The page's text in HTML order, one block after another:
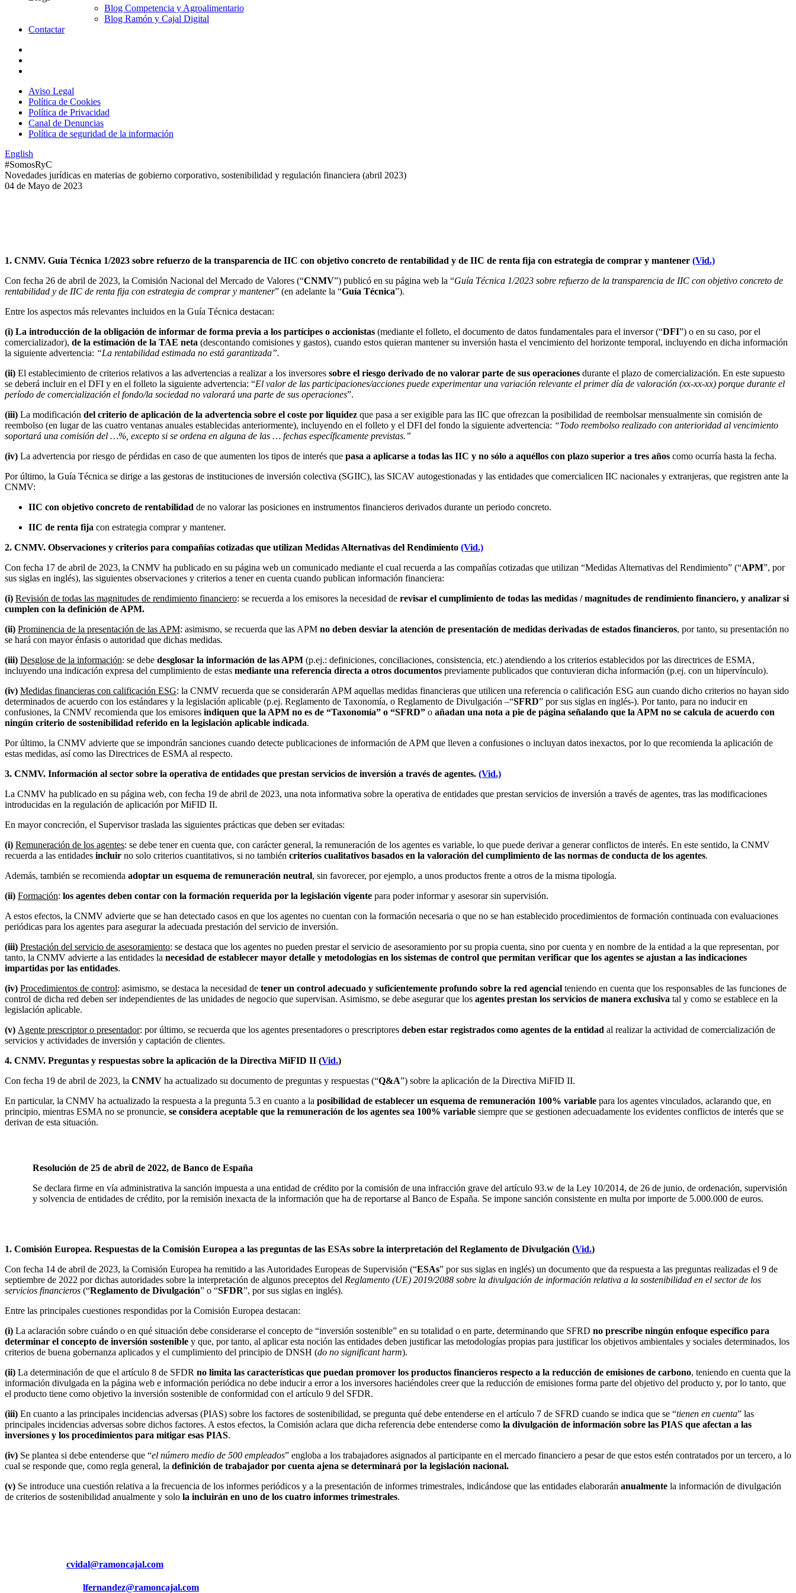
Blog Competencia y Agroalimentario
Blog Ramón y Cajal Digital
Contactar
Aviso Legal
Política de Cookies
Política de Privacidad
Canal de Denuncias
Política de seguridad de la información
English
#SomosRyC
Novedades jurídicas en materias de gobierno corporativo, sostenibilidad y regulación financiera (abril 2023)
04 de Mayo de 2023
1. CNMV. Guía Técnica 1/2023 sobre refuerzo de la transparencia de IIC con objetivo concreto de rentabilidad y de IIC de renta fija con estrategia de comprar y mantener (Vid.)
Con fecha 26 de abril de 2023, la Comisión Nacional del Mercado de Valores (“CNMV”) publicó en su página web la “Guía Técnica 1/2023 sobre refuerzo de la transparencia de IIC con objetivo concreto de
rentabilidad y de IIC de renta fija con estrategia de comprar y mantener” (en adelante la “Guía Técnica”).
Entre los aspectos más relevantes incluidos en la Guía Técnica destacan:
(i) La introducción de la obligación de informar de forma previa a los partícipes o accionistas (mediante el folleto, el documento de datos fundamentales para el inversor (“DFI”) o en su caso, por el
comercializador), de la estimación de la TAE neta (descontando comisiones y gastos), cuando estos quieran mantener su inversión hasta el vencimiento del horizonte temporal, incluyendo en dicha información
la siguiente advertencia: “La rentabilidad estimada no está garantizada”.
(ii) El establecimiento de criterios relativos a las advertencias a realizar a los inversores sobre el riesgo derivado de no valorar parte de sus operaciones durante el plazo de comercialización. En este supuesto
se deberá incluir en el DFI y en el folleto la siguiente advertencia: “El valor de las participaciones/acciones puede experimentar una variación relevante el primer día de valoración (xx-xx-xx) porque durante el
período de comercialización el fondo/la sociedad no valorará una parte de sus operaciones”.
(iii) La modificación del criterio de aplicación de la advertencia sobre el coste por liquidez que pasa a ser exigible para las IIC que ofrezcan la posibilidad de reembolsar mensualmente sin comisión de
reembolso (en lugar de las cuatro ventanas anuales establecidas anteriormente), incluyendo en el folleto y el DFI del fondo la siguiente advertencia: “Todo reembolso realizado con anterioridad al vencimiento
soportará una comisión del …%, excepto si se ordena en alguna de las … fechas específicamente previstas.”
(iv) La advertencia por riesgo de pérdidas en caso de que aumenten los tipos de interés que pasa a aplicarse a todas las IIC y no sólo a aquéllos con plazo superior a tres años como ocurría hasta la fecha.
Por último, la Guía Técnica se dirige a las gestoras de instituciones de inversión colectiva (SGIIC), las SICAV autogestionadas y las entidades que comercialicen IIC nacionales y extranjeras, que registren ante la
CNMV:
IIC con objetivo concreto de rentabilidad de no valorar las posiciones en instrumentos financieros derivados durante un periodo concreto.
IIC de renta fija con estrategia comprar y mantener.
2. CNMV. Observaciones y criterios para compañías cotizadas que utilizan Medidas Alternativas del Rendimiento (Vid.)
Con fecha 17 de abril de 2023, la CNMV ha publicado en su página web un comunicado mediante el cual recuerda a las compañías cotizadas que utilizan “Medidas Alternativas del Rendimiento” (“APM”, por
sus siglas en inglés), las siguientes observaciones y criterios a tener en cuenta cuando publican información financiera:
(i) Revisión de todas las magnitudes de rendimiento financiero: se recuerda a los emisores la necesidad de revisar el cumplimiento de todas las medidas / magnitudes de rendimiento financiero, y analizar si
cumplen con la definición de APM.
(ii) Prominencia de la presentación de las APM: asimismo, se recuerda que las APM no deben desviar la atención de presentación de medidas derivadas de estados financieros, por tanto, su presentación no
se hará con mayor énfasis o autoridad que dichas medidas.
(iii) Desglose de la información: se debe desglosar la información de las APM (p.ej.: definiciones, conciliaciones, consistencia, etc.) atendiendo a los criterios establecidos por las directrices de ESMA,
incluyendo una indicación expresa del cumplimiento de estas mediante una referencia directa a otros documentos previamente publicados que contuvieran dicha información (p.ej. con un hipervínculo).
(iv) Medidas financieras con calificación ESG: la CNMV recuerda que se considerarán APM aquellas medidas financieras que utilicen una referencia o calificación ESG aun cuando dicho criterios no hayan sido
determinados de acuerdo con los estándares y la legislación aplicable (p.ej. Reglamento de Taxonomía, o Reglamento de Divulgación –“SFRD” por sus siglas en inglés-). Por tanto, para no inducir en
confusiones, la CNMV recomienda que los emisores indiquen que la APM no es de “Taxonomía” o “SFRD” o añadan una nota a pie de página señalando que la APM no se calcula de acuerdo con
ningún criterio de sostenibilidad referido en la legislación aplicable indicada.
Por último, la CNMV advierte que se impondrán sanciones cuando detecte publicaciones de información de APM que lleven a confusiones o incluyan datos inexactos, por lo que recomienda la aplicación de
estas medidas, así como las Directrices de ESMA al respecto.
3. CNMV. Información al sector sobre la operativa de entidades que prestan servicios de inversión a través de agentes. (Vid.)
La CNMV ha publicado en su página web, con fecha 19 de abril de 2023, una nota informativa sobre la operativa de entidades que prestan servicios de inversión a través de agentes, tras las modificaciones
introducidas en la regulación de aplicación por MiFID II.
En mayor concreción, el Supervisor traslada las siguientes prácticas que deben ser evitadas:
(i) Remuneración de los agentes: se debe tener en cuenta que, con carácter general, la remuneración de los agentes es variable, lo que puede derivar a generar conflictos de interés. En este sentido, la CNMV
recuerda a las entidades incluir no solo criterios cuantitativos, si no también criterios cualitativos basados en la valoración del cumplimiento de las normas de conducta de los agentes.
Además, también se recomienda adoptar un esquema de remuneración neutral, sin favorecer, por ejemplo, a unos productos frente a otros de la misma tipología.
(ii) Formación: los agentes deben contar con la formación requerida por la legislación vigente para poder informar y asesorar sin supervisión.
A estos efectos, la CNMV advierte que se han detectado casos en que los agentes no cuentan con la formación necesaria o que no se han establecido procedimientos de formación continuada con evaluaciones
periódicas para los agentes para asegurar la adecuada prestación del servicio de inversión.
(iii) Prestación del servicio de asesoramiento: se destaca que los agentes no pueden prestar el servicio de asesoramiento por su propia cuenta, sino por cuenta y en nombre de la entidad a la que representan, por
tanto, la CNMV advierte a las entidades la necesidad de establecer mayor detalle y metodologías en los sistemas de control que permitan verificar que los agentes se ajustan a las indicaciones
impartidas por las entidades.
(iv) Procedimientos de control: asimismo, se destaca la necesidad de tener un control adecuado y suficientemente profundo sobre la red agencial teniendo en cuenta que los responsables de las funciones de
control de dicha red deben ser independientes de las unidades de negocio que supervisan. Asimismo, se debe asegurar que los agentes prestan los servicios de manera exclusiva tal y como se establece en la
legislación aplicable.
(v) Agente prescriptor o presentador: por último, se recuerda que los agentes presentadores o prescriptores deben estar registrados como agentes de la entidad al realizar la actividad de comercialización de
servicios y actividades de inversión y captación de clientes.
4. CNMV. Preguntas y respuestas sobre la aplicación de la Directiva MiFID II (Vid.)
Con fecha 19 de abril de 2023, la CNMV ha actualizado su documento de preguntas y respuestas (“Q&A”) sobre la aplicación de la Directiva MiFID II.
En particular, la CNMV ha actualizado la respuesta a la pregunta 5.3 en cuanto a la posibilidad de establecer un esquema de remuneración 100% variable para los agentes vinculados, aclarando que, en
principio, mientras ESMA no se pronuncie, se considera aceptable que la remuneración de los agentes sea 100% variable siempre que se gestionen adecuadamente los evidentes conflictos de interés que se
derivan de esta situación.
Resolución de 25deabril de 2022, de Banco de España
Se declara firme en vía administrativa la sanción impuesta a una entidad de crédito por la comisión de una infracción grave del artículo 93.w de la Ley 10/2014, de 26 de junio, de ordenación, supervisión
y solvencia de entidades de crédito, por la remisión inexacta de la información que ha de reportarse al Banco de España. Se impone sanción consistente en multa por importe de 5.000.000 de euros.
1. Comisión Europea. Respuestas de la Comisión Europea a las preguntas de las ESAs sobre la interpretación del Reglamento de Divulgación (Vid.)
Con fecha 14 de abril de 2023, la Comisión Europea ha remitido a las Autoridades Europeas de Supervisión (“ESAs” por sus siglas en inglés) un documento que da respuesta a las preguntas realizadas el 9 de
septiembre de 2022 por dichas autoridades sobre la interpretación de algunos preceptos del Reglamento (UE) 2019/2088 sobre la divulgación de información relativa a la sostenibilidad en el sector de los
servicios financieros (“Reglamento de Divulgación” o “SFDR”, por sus siglas en inglés).
Entre las principales cuestiones respondidas por la Comisión Europea destacan:
(i) La aclaración sobre cuándo o en qué situación debe considerarse el concepto de “inversión sostenible” en su totalidad o en parte, determinando que SFRD no prescribe ningún enfoque específico para
determinar el concepto de inversión sostenible y que, por tanto, al aplicar esta noción las entidades deben justificar las metodologías propias para justificar los objetivos ambientales y sociales determinados, los
criterios de buena gobernanza aplicados y el cumplimiento del principio de DNSH (do no significant harm).
(ii) La determinación de que el artículo 8 de SFDR no limita las características que puedan promover los productos financieros respecto a la reducción de emisiones de carbono, teniendo en cuenta que la
información divulgada en la página web e información periódica no debe inducir a error a los inversores haciéndoles creer que la reducción de emisiones forma parte del objetivo del producto y, por lo tanto, que
el producto tiene como objetivo la inversión sostenible de conformidad con el artículo 9 del SFDR.
(iii) En cuanto a las principales incidencias adversas (PIAS) sobre los factores de sostenibilidad, se pregunta qué debe entenderse en el artículo 7 de SFRD cuando se indica que se “tienen en cuenta” las
principales incidencias adversas sobre dichos factores. A estos efectos, la Comisión aclara que dicha referencia debe entenderse como la divulgación de información sobre las PIAS que afectan a las
inversiones y los procedimientos para mitigar esas PIAS.
(iv) Se plantea si debe entenderse que “el número medio de 500 empleados” engloba a los trabajadores asignados al participante en el mercado financiero a pesar de que estos estén contratados por un tercero, a lo
cual se responde que, como regla general, la definición de trabajador por cuenta ajena se determinará por la legislación nacional.
(v) Se introduce una cuestión relativa a la frecuencia de los informes periódicos y a la presentación de informes trimestrales, indicándose que las entidades elaborarán anualmente la información de divulgación
de criterios de sostenibilidad anualmente y solo la incluirán en uno de los cuatro informes trimestrales.
cvidal@ramoncajal.com
lfernandez@ramoncajal.com